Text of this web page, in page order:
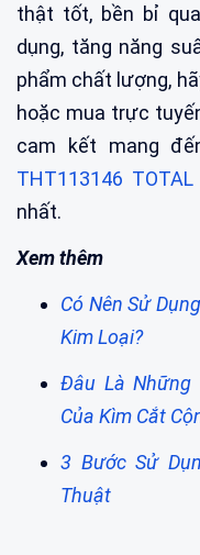
thật tốt, bền bỉ
dụng, tăng năng
phẩm chất lượng,
hoặc mua trực
cam kết mang
THT113146 TOTAL
nhất.
Xem thêm
Có Nên Sử
Kim Loại?
Đâu Là Những
Của Kìm Cắt
3 Bước Sử
Thuật